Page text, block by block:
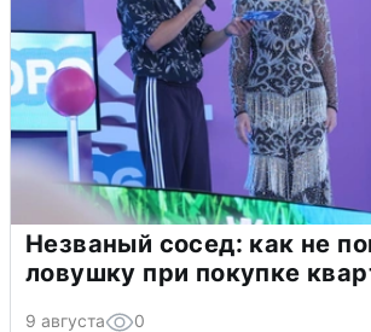
Незваный сосед: как не
ловушку при покупке
9 августа 0